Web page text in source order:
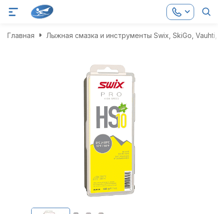
Главная Лыжная смазка и инструменты Swix, SkiGo,